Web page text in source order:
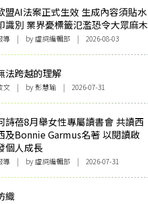
盟AI法案正式生效 生成內容須貼水
識別 業界憂標籤氾濫恐令大眾麻木
導 | by 虛詞編輯部 | 2026-08-03
法跨越的理解
文 | by 彭慧瑜 | 2026-07-31
詩蓓8月舉女性專屬讀書會 共讀西
及Bonnie Garmus名著 以閱讀啟
個人成長
導 | by 虛詞編輯部 | 2026-07-31
織